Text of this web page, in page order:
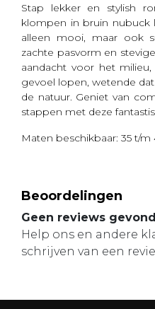
Stap lekker en stylish
klompen in bruin nubuck
alleen mooi, maar ook
zachte pasvorm en
aandacht voor het
gevoel lopen, wetende
de natuur. Geniet van
stappen met deze
Maten beschikbaar: 35 t/m
Beoordelingen
Geen reviews
Help ons en andere
schrijven van een